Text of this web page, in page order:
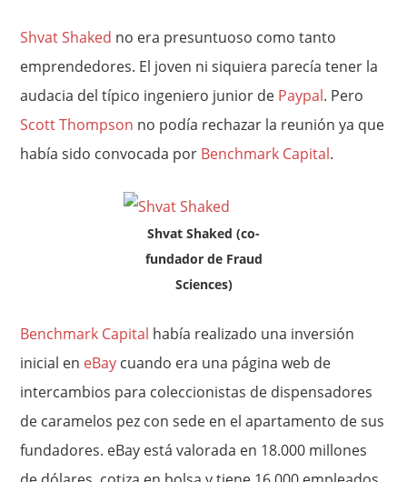
Shvat Shaked no era presuntuoso como tanto
emprendedores. El joven ni siquiera parecía tener la
audacia del típico ingeniero junior de Paypal. Pero
Scott Thompson no podía rechazar la reunión ya que
había sido convocada por Benchmark Capital.
Shvat Shaked (co-
fundador de Fraud
Sciences)
Benchmark Capital había realizado una inversión
inicial en eBay cuando era una página web de
intercambios para coleccionistas de dispensadores
de caramelos pez con sede en el apartamento de sus
fundadores. eBay está valorada en 18.000 millones